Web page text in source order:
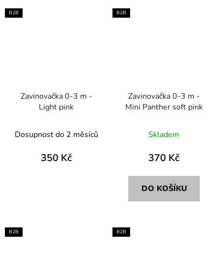
B2B
Zavinovačka 0-3 m -
Light pink
Dosupnost do 2 měsíců
350 Kč
B2B
Zavinovačka 0-3 m -
Mini Panther soft pink
Skladem
370 Kč
DO KOŠÍKU
B2B B2B